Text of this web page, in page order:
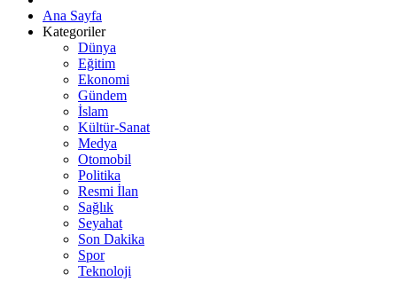
Ana Sayfa
Kategoriler
Dünya
Eğitim
Ekonomi
Gündem
İslam
Kültür-Sanat
Medya
Otomobil
Politika
Resmi İlan
Sağlık
Seyahat
Son Dakika
Spor
Teknoloji